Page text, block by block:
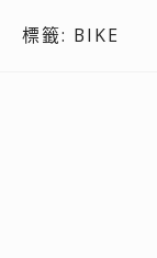
標籤: BIKE